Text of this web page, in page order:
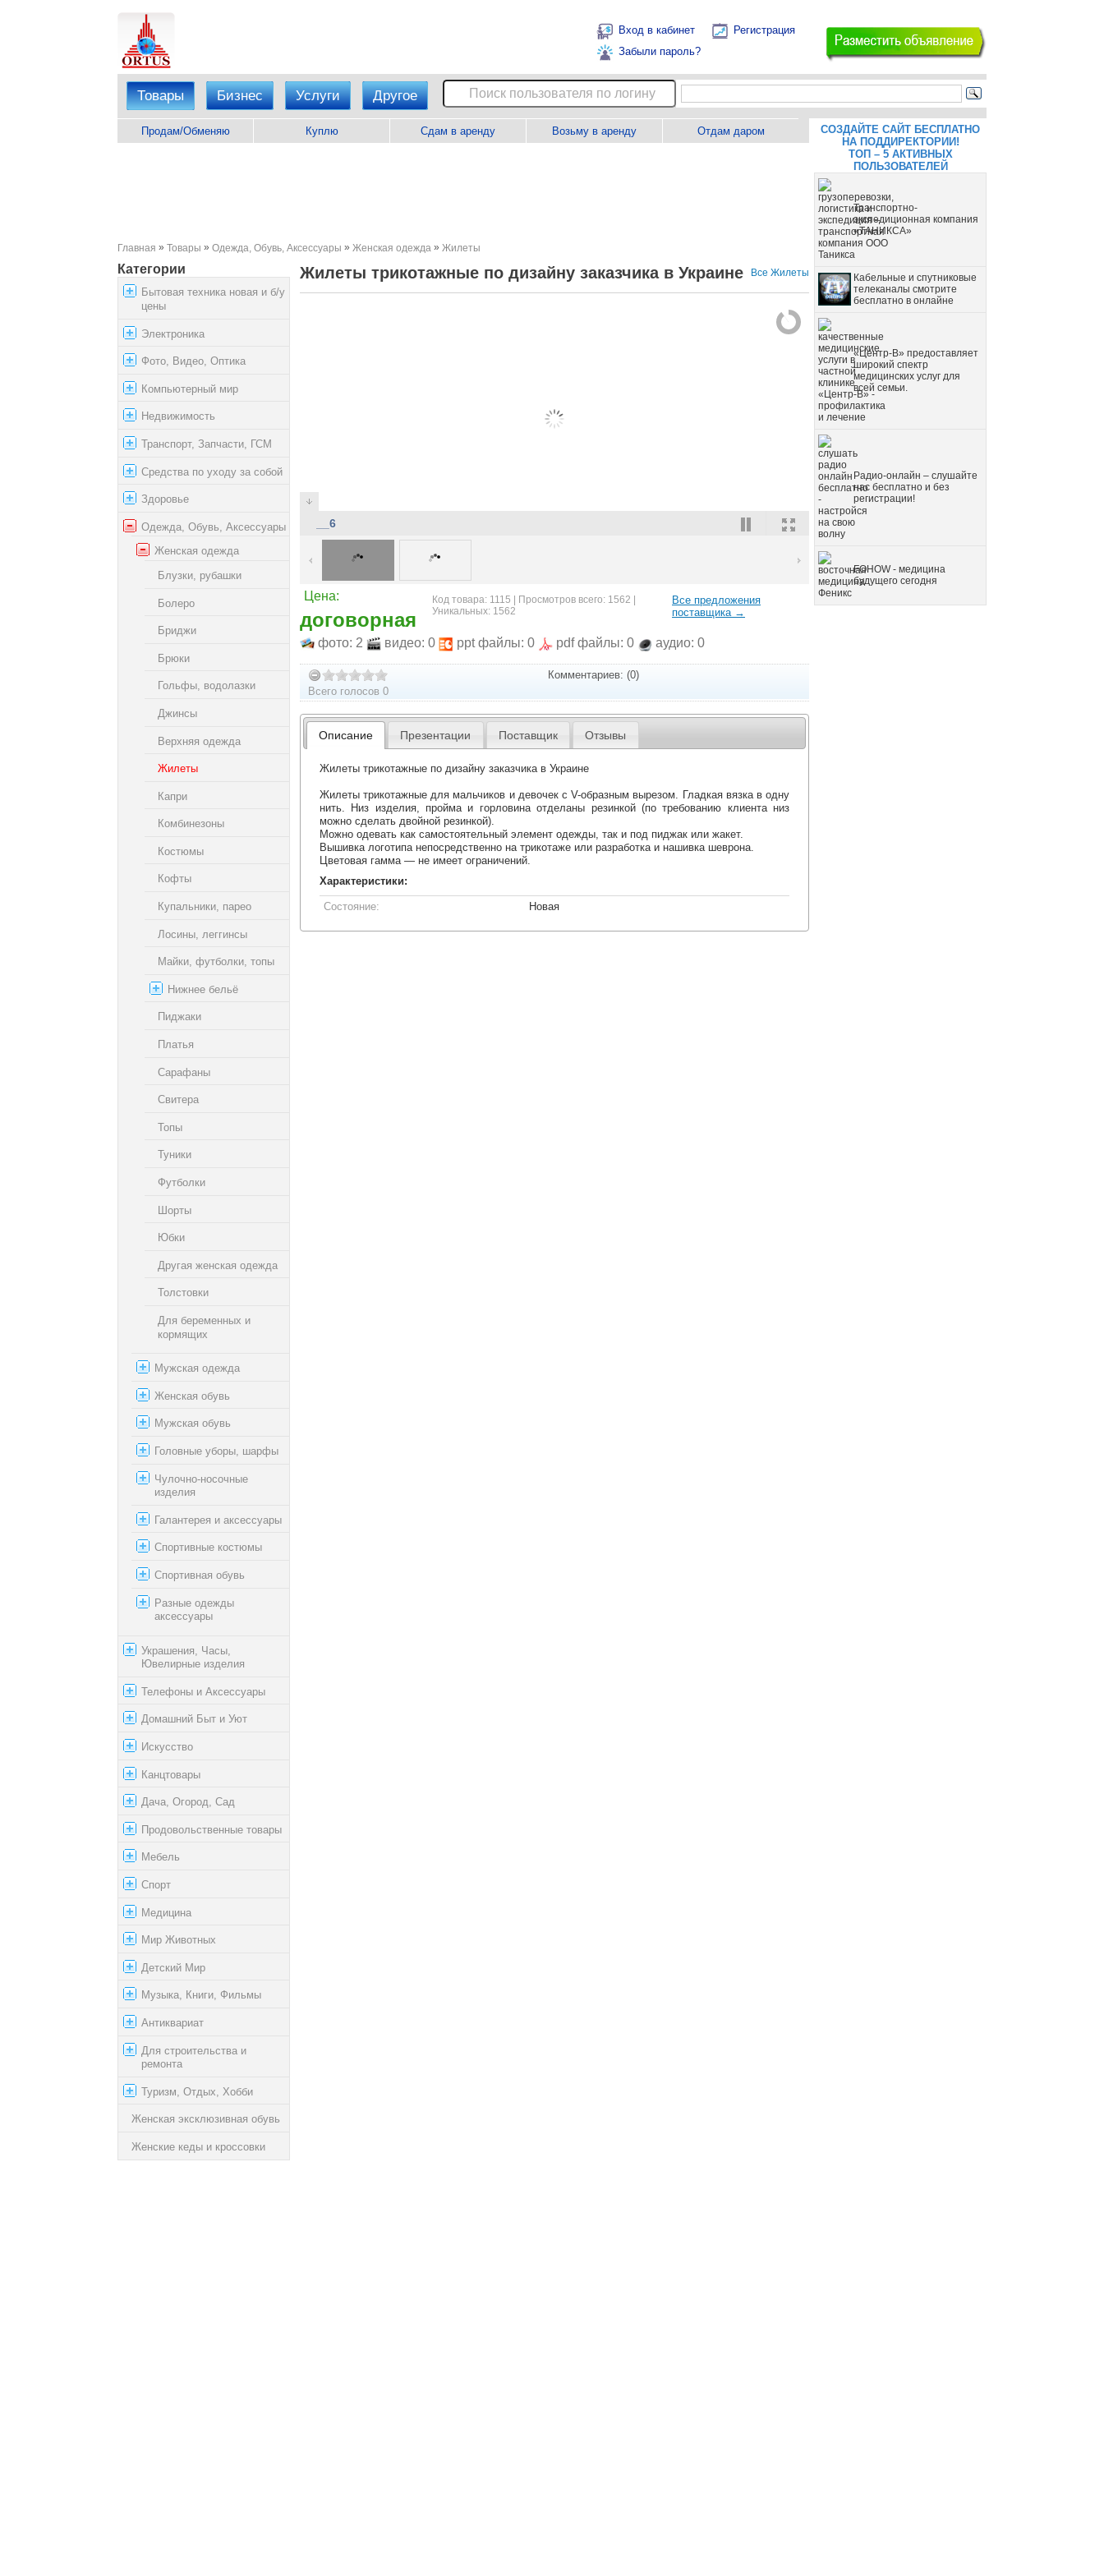
Вход в кабинет
Регистрация
Забыли пароль?
Товары Бизнес Услуги Другое
Продам/Обменяю Куплю Сдам в аренду Возьму в аренду Отдам даром
Главная » Товары » Одежда, Обувь, Аксессуары » Женская одежда » Жилеты
Категории
Бытовая техника новая и б/у
цены
Электроника
Фото, Видео, Оптика
Компьютерный мир
Недвижимость
Транспорт, Запчасти, ГСМ
Средства по уходу за собой
Здоровье
Одежда, Обувь, Аксессуары
Женская одежда
Блузки, рубашки
Болеро
Бриджи
Брюки
Гольфы, водолазки
Джинсы
Верхняя одежда
Жилеты
Капри
Комбинезоны
Костюмы
Кофты
Купальники, парео
Лосины, леггинсы
Майки, футболки, топы
Нижнее бельё
Пиджаки
Платья
Сарафаны
Свитера
Топы
Туники
Футболки
Шорты
Юбки
Другая женская одежда
Толстовки
Для беременных и
кормящих
Мужская одежда
Женская обувь
Мужская обувь
Головные уборы, шарфы
Чулочно-носочные
изделия
Галантерея и аксессуары
Спортивные костюмы
Спортивная обувь
Разные одежды
аксессуары
Украшения, Часы,
Ювелирные изделия
Телефоны и Аксессуары
Домашний Быт и Уют
Искусство
Канцтовары
Дача, Огород, Сад
Продовольственные товары
Мебель
Спорт
Медицина
Мир Животных
Детский Мир
Музыка, Книги, Фильмы
Антиквариат
Для строительства и
ремонта
Туризм, Отдых, Хобби
Женская эксклюзивная обувь
Женские кеды и кроссовки
Жилеты трикотажные по дизайну заказчика в Украине Все Жилеты
1_15
Цена:
договорная
Код товара: 1115 | Просмотров всего: 1562 |
Уникальных: 1562
Все предложения
поставщика →
фото: 2 видео: 0 ppt файлы: 0 pdf файлы: 0 аудио: 0
Всего голосов 0
Комментариев: (0)
Описание Презентации Поставщик Отзывы
Жилеты трикотажные по дизайну заказчика в Украине
Жилеты трикотажные для мальчиков и девочек с V-образным вырезом. Гладкая вязка в одну
нить. Низ изделия, пройма и горловина отделаны резинкой (по требованию клиента низ
можно сделать двойной резинкой).
Можно одевать как самостоятельный элемент одежды, так и под пиджак или жакет.
Вышивка логотипа непосредственно на трикотаже или разработка и нашивка шеврона.
Цветовая гамма — не имеет ограничений.
Характеристики:
Состояние: Новая
СОЗДАЙТЕ САЙТ БЕСПЛАТНО
НА ПОДДИРЕКТОРИИ!
ТОП – 5 АКТИВНЫХ
ПОЛЬЗОВАТЕЛЕЙ
Транспортно-
экспедиционная компания
«ТАНИКСА»
Кабельные и спутниковые
телеканалы смотрите
бесплатно в онлайне
«Центр-В» предоставляет
широкий спектр
медицинских услуг для
всей семьи.
Радио-онлайн – слушайте
нас бесплатно и без
регистрации!
FOHOW - медицина
будущего сегодня